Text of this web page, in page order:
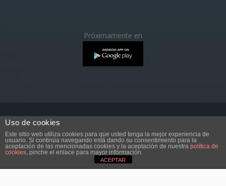
Próximamente en
Totalmente prohibida la reproducción total o parcial de
estos contenidos sin la debida autorización. Cualquier
copia no autorizada será denunciada y perseguida.
Uso de cookies
Este sitio web utiliza cookies para que usted tenga la mejor experiencia de
usuario. Si continúa navegando está dando su consentimiento para la
aceptación de las mencionadas cookies y la aceptación de nuestra política de
cookies, pinche el enlace para mayor información.
ACEPTAR